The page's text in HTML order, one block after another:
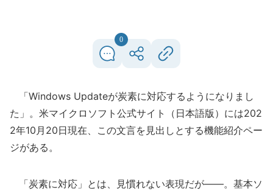
0
「Windows Updateが炭素に対応するようになりまし
た」。米マイクロソフト公式サイト（日本語版）には202
2年10月20日現在、この文言を見出しとする機能紹介ペー
ジがある。
「炭素に対応」とは、見慣れない表現だが――。基本ソ